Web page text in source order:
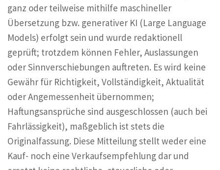
ganz oder teilweise mithilfe maschineller
Übersetzung bzw. generativer KI (Large Language
Models) erfolgt sein und wurde redaktionell
geprüft; trotzdem können Fehler, Auslassungen
oder Sinnverschiebungen auftreten. Es wird keine
Gewähr für Richtigkeit, Vollständigkeit, Aktualität
oder Angemessenheit übernommen;
Haftungsansprüche sind ausgeschlossen (auch bei
Fahrlässigkeit), maßgeblich ist stets die
Originalfassung. Diese Mitteilung stellt weder eine
Kauf- noch eine Verkaufsempfehlung dar und